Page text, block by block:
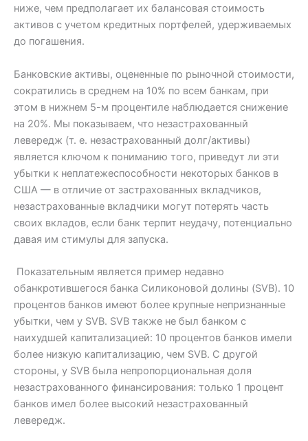
ниже, чем предполагает их балансовая стоимость
активов с учетом кредитных портфелей, удерживаемых
до погашения.
Банковские активы, оцененные по рыночной стоимости,
сократились в среднем на 10% по всем банкам, при
этом в нижнем 5-м процентиле наблюдается снижение
на 20%. Мы показываем, что незастрахованный
левередж (т. е. незастрахованный долг/активы)
является ключом к пониманию того, приведут ли эти
убытки к неплатежеспособности некоторых банков в
США — в отличие от застрахованных вкладчиков,
незастрахованные вкладчики могут потерять часть
своих вкладов, если банк терпит неудачу, потенциально
давая им стимулы для запуска.
Показательным является пример недавно
обанкротившегося банка Силиконовой долины (SVB). 10
процентов банков имеют более крупные непризнанные
убытки, чем у SVB. SVB также не был банком с
наихудшей капитализацией: 10 процентов банков имели
более низкую капитализацию, чем SVB. С другой
стороны, у SVB была непропорциональная доля
незастрахованного финансирования: только 1 процент
банков имел более высокий незастрахованный
левередж.